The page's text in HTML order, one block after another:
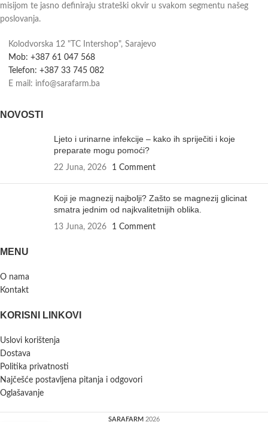
misijom te jasno definiraju strateški okvir u svakom segmentu našeg
poslovanja.
Kolodvorska 12 "TC Intershop", Sarajevo
Mob: +387 61 047 568
Telefon: +387 33 745 082
E mail: info@sarafarm.ba
NOVOSTI
Ljeto i urinarne infekcije – kako ih spriječiti i koje
preparate mogu pomoći?
22 Juna, 2026 1 Comment
Koji je magnezij najbolji? Zašto se magnezij glicinat
smatra jednim od najkvalitetnijih oblika.
13 Juna, 2026 1 Comment
MENU
O nama
Kontakt
KORISNI LINKOVI
Uslovi korištenja
Dostava
Politika privatnosti
Najčešće postavljena pitanja i odgovori
Oglašavanje
SARAFARM 2026